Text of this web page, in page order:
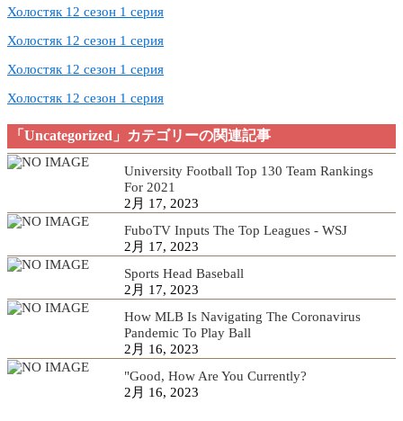
Холостяк 12 сезон 1 серия
Холостяк 12 сезон 1 серия
Холостяк 12 сезон 1 серия
Холостяк 12 сезон 1 серия
「Uncategorized」カテゴリーの関連記事
University Football Top 130 Team Rankings
For 2021
2月 17, 2023
FuboTV Inputs The Top Leagues - WSJ
2月 17, 2023
Sports Head Baseball
2月 17, 2023
How MLB Is Navigating The Coronavirus
Pandemic To Play Ball
2月 16, 2023
"Good, How Are You Currently?
2月 16, 2023